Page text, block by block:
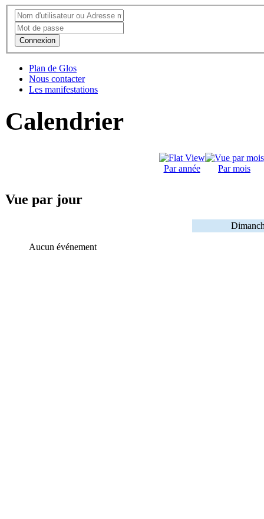
Connexion
Plan de Glos
Nous contacter
Les manifestations
Calendrier
Par année Par mois
Vue par jour
Aucun événement